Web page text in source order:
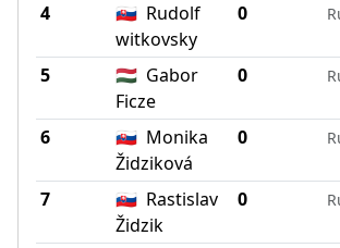
4 🇸🇰 Rudolf
witkovsky
0
5 🇭🇺 Gabor
Ficze
0
6 🇸🇰 Monika
Židziková
0
7 🇸🇰 Rastislav
Židzik
0